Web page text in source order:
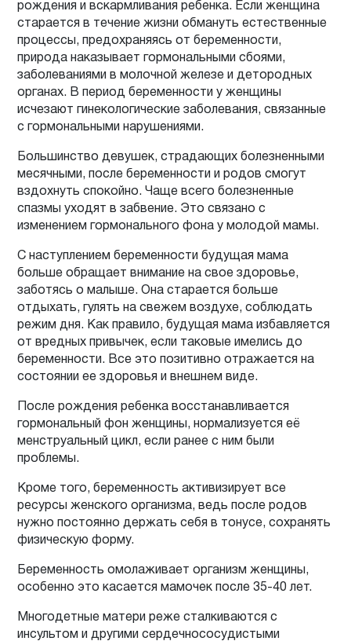
рождения и вскармливания ребенка. Если женщина
старается в течение жизни обмануть естественные
процессы, предохраняясь от беременности,
природа наказывает гормональными сбоями,
заболеваниями в молочной железе и детородных
органах. В период беременности у женщины
исчезают гинекологические заболевания, связанные
с гормональными нарушениями.
Большинство девушек, страдающих болезненными
месячными, после беременности и родов смогут
вздохнуть спокойно. Чаще всего болезненные
спазмы уходят в забвение. Это связано с
изменением гормонального фона у молодой мамы.
С наступлением беременности будущая мама
больше обращает внимание на свое здоровье,
заботясь о малыше. Она старается больше
отдыхать, гулять на свежем воздухе, соблюдать
режим дня. Как правило, будущая мама избавляется
от вредных привычек, если таковые имелись до
беременности. Все это позитивно отражается на
состоянии ее здоровья и внешнем виде.
После рождения ребенка восстанавливается
гормональный фон женщины, нормализуется её
менструальный цикл, если ранее с ним были
проблемы.
Кроме того, беременность активизирует все
ресурсы женского организма, ведь после родов
нужно постоянно держать себя в тонусе, сохранять
физическую форму.
Беременность омолаживает организм женщины,
особенно это касается мамочек после 35-40 лет.
Многодетные матери реже сталкиваются с
инсультом и другими сердечнососудистыми